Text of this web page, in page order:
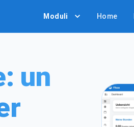
Moduli Home
un